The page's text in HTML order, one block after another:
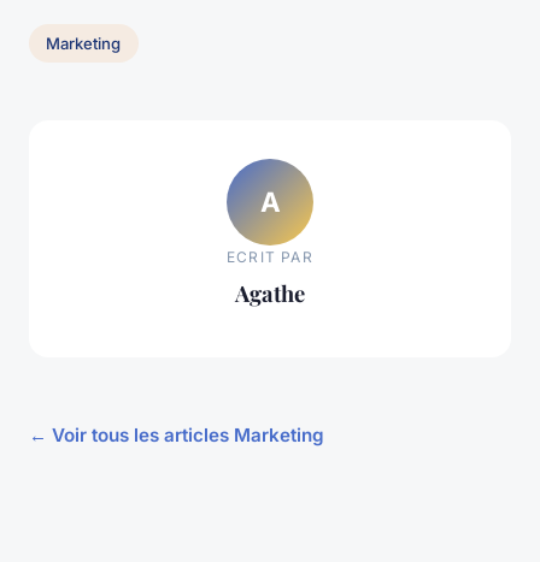
Marketing
A
ECRIT PAR
Agathe
← Voir tous les articles Marketing